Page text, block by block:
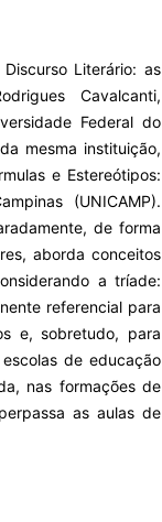
Literário: as
Cavalcanti,
Federal do
mesma instituição,
e Estereótipos:
(UNICAMP).
de forma
aborda conceitos
a tríade:
referencial para
e, sobretudo, para
de educação
nas formações de
as aulas de